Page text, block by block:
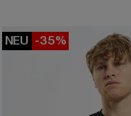
NEU -35%